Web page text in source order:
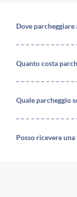
Dove
Quanto costa
Quale parcheggio
Posso ricevere